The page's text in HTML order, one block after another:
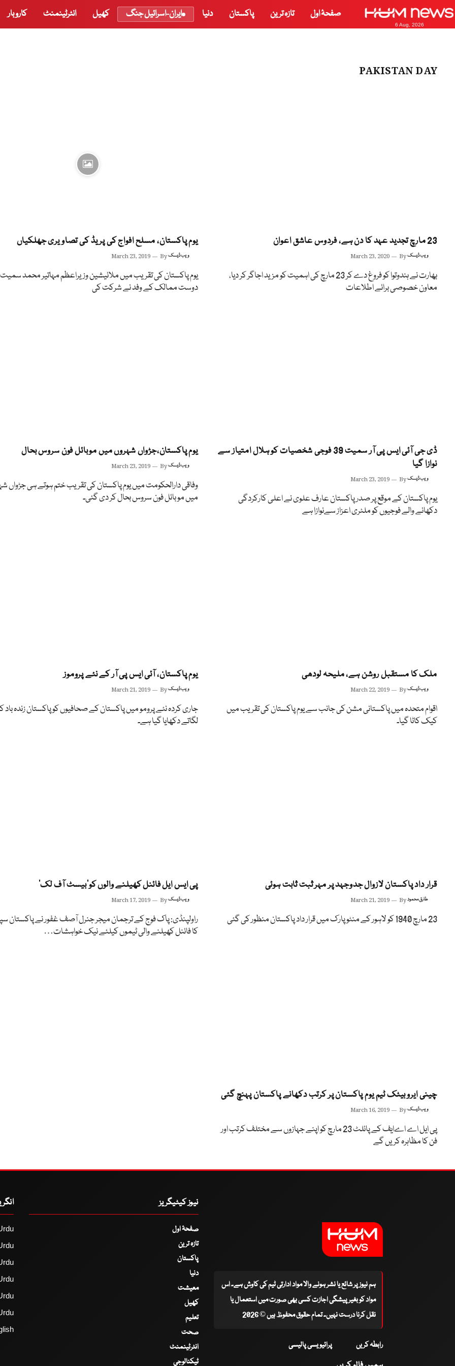
6 Aug, 2026
صفحۂ اول تازہ ترین پاکستان دنیا ایران-اسرائیل جنگ کھیل انٹرٹینمنٹ کاروبار
PAKISTAN DAY
23 مارچ تجدید عہد کا دن ہے، فردوس عاشق اعوان
March 23, 2020 Byویب ڈیسک
بھارت نے ہندوتوا کو فروغ دے کر 23 مارچ کی اہمیت کو مزید اجاگر کر دیا،
معاون خصوصی برائے اطلاعات
یوم پاکستان، مسلح افواج کی پریڈ کی تصاویری جھلکیاں
March 23, 2019 Byویب ڈیسک
یوم پاکستان کی تقریب میں ملائیشین وزیراعظم مہاتیر محمد سمیت
دوست ممالک کے وفد نے شرکت کی
ڈی جی آئی ایس پی آر سمیت 39 فوجی شخصیات کو ہلال امتیاز سے
نوازا گیا
March 23, 2019 Byویب ڈیسک
یوم پاکستان کے موقع پر صدر پاکستان عارف علوی نے اعلی کارکردگی
دکھانے والے فوجیوں کو ملٹری اعزاز سےنوازا ہے
یوم پاکستان،جڑواں شہروں میں موبائل فون سروس بحال
March 23, 2019 Byویب ڈیسک
وفاقی دارالحکومت میں یوم پاکستان کی تقریب ختم ہوتے ہی جڑواں
میں موبائل فون سروس بحال کر دی گئی۔
ملک کا مستقبل روشن ہے، ملیحہ لودھی
March 22, 2019 Byویب ڈیسک
اقوام متحدہ میں پاکستانی مشن کی جانب سے یوم پاکستان کی تقریب میں
کیک کاٹا گیا۔
یوم پاکستان، آئی ایس پی آر کے نئے پروموز
March 21, 2019 Byویب ڈیسک
جاری کردہ نئے پرومو میں پاکستان کے صحافیوں کو پاکستان زندہ باد
لگاتے دکھایا گیا ہے۔
قرار داد پاکستان لازوال جدوجہد پر مہر ثبت ثابت ہوئی
March 21, 2019 Byطارق محمود
23 مارچ 1940 کو لاہور کے منٹو پارک میں قرار داد پاکستان منظور کی گئی
پی ایس ایل فائنل کھیلنے والوں کو’بیسٹ آف لک‘
March 17, 2019 Byویب ڈیسک
کا فائنل کھیلنے والی ٹیموں کیلئے نیک خواہشات…
چینی ایروبیٹک ٹیم یوم پاکستان پر کرتب دکھانے پاکستان پہنچ گئی
March 16, 2019 Byویب ڈیسک
پی ایل اے اےایف کے پائلٹ 23 مارچ کو اپنے جہازوں سے مختلف کرتب اور
فن کا مظاہرہ کریں گے
ہم نیوز پر شائع یا نشر ہونے والا مواد ادارتی ٹیم کی کاوش ہے۔ اس
مواد کو بغیر پیشگی اجازت کسی بھی صورت میں استعمال یا
نقل کرنا درست نہیں۔ تمام حقوق محفوظ ہیں © 2026
رابطہ کریں پرائیویسی پالیسی
نیوز کیٹیگریز
صفحۂ اول
تازہ ترین
پاکستان
دنیا
معیشت
کھیل
تعلیم
صحت
انٹرٹینمنٹ
ٹیکنالوجی